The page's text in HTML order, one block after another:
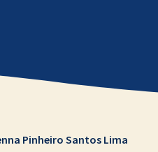
Pinheiro Santos Lima